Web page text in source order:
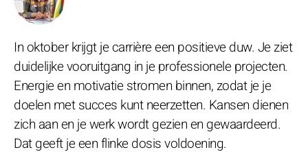
In oktober krijgt je carrière een positieve duw. Je ziet
duidelijke vooruitgang in je professionele projecten.
Energie en motivatie stromen binnen, zodat je je
doelen met succes kunt neerzetten. Kansen dienen
zich aan en je werk wordt gezien en gewaardeerd.
Dat geeft je een flinke dosis voldoening.